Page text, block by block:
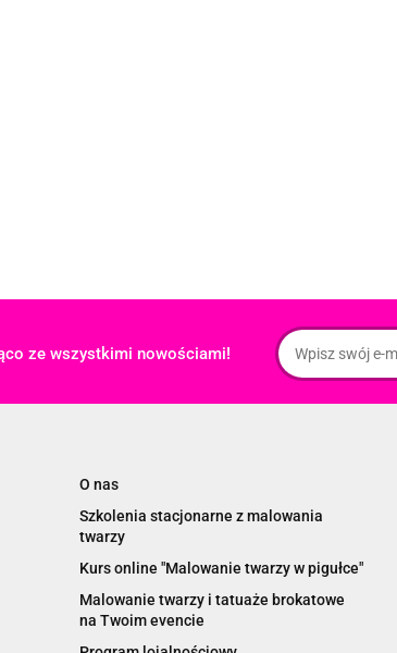
ze wszystkimi nowościami!
O nas
Szkolenia stacjonarne z malowania
twarzy
Kurs online "Malowanie twarzy w pigułce"
Malowanie twarzy i tatuaże brokatowe
na Twoim evencie